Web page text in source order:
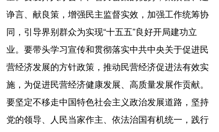
诤言、献良策，增强民主监督实效，加强工作统筹协
同，引导界别群众为实现“十五五”良好开局建功立
业。要带头学习宣传和贯彻落实中共中央关于促进民
营经济发展的方针政策，推动民营经济促进法有效实
施，为促进民营经济健康发展、高质量发展作贡献。
要坚定不移走中国特色社会主义政治发展道路，坚持
党的领导、人民当家作主、依法治国有机统一，践行